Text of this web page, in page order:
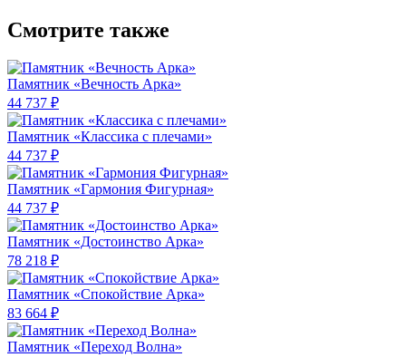
Смотрите также
Памятник «Вечность Арка»
44 737 ₽
Памятник «Классика c плечами»
44 737 ₽
Памятник «Гармония Фигурная»
44 737 ₽
Памятник «Достоинство Арка»
78 218 ₽
Памятник «Спокойствие Арка»
83 664 ₽
Памятник «Переход Волна»